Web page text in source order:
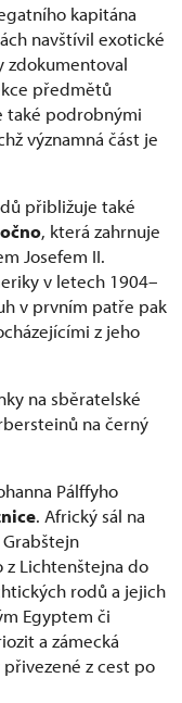
kapitána
navštívil exotické
zdokumentoval
předmětů
také podrobnými
významná část je
přibližuje také
, která zahrnuje
Josefem II.
v letech 1904–
v prvním patře pak
z jeho
na sběratelské
na černý
Pálffyho
. Africký sál na
Grabštejn
z Lichtenštejna do
rodů a jejich
Egyptem či
a zámecká
z cest po